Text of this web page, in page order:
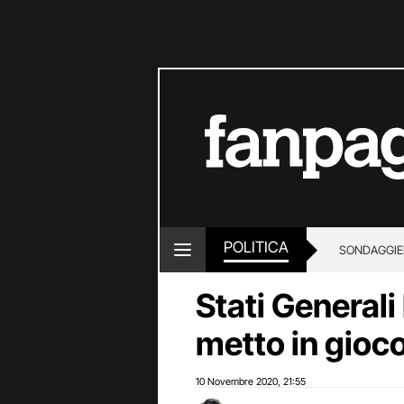
POLITICA SONDAGGI
Stati
metto in
10 Novembre 2020 21:55